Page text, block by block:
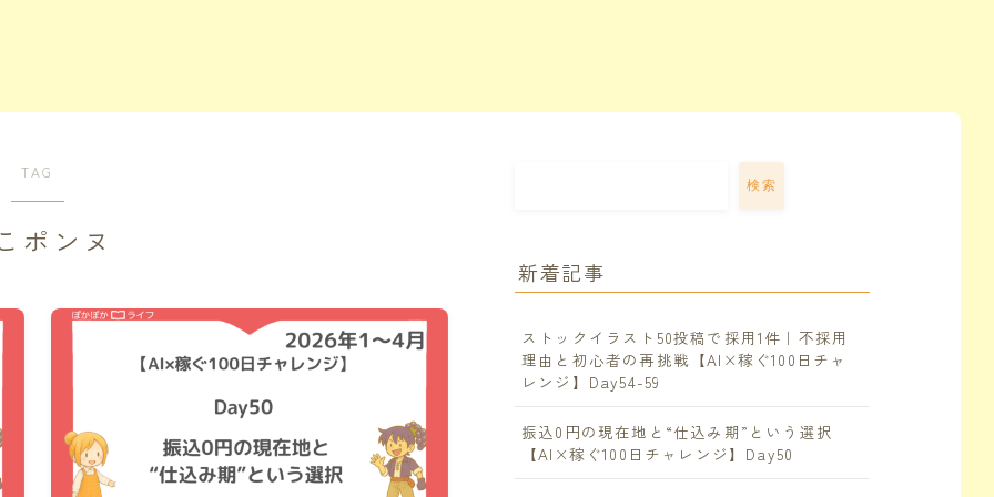
TAG
ポンヌ
検索
新着記事
ストックイラスト50投稿で採用1件｜不採用
理由と初心者の再挑戦【AI×稼ぐ100日チャ
レンジ】Day54-59
振込0円の現在地と“仕込み期”という選択
【AI×稼ぐ100日チャレンジ】Day50